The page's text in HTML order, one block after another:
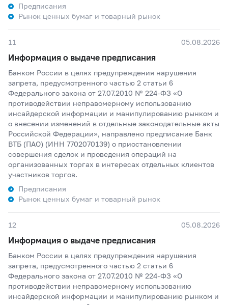
Предписания
Рынок ценных бумаг и товарный рынок
11 05.08.2026
Информация о выдаче предписания
Банком России в целях предупреждения нарушения
запрета, предусмотренного частью 2 статьи 6
Федерального закона от 27.07.2010 № 224-ФЗ «О
противодействии неправомерному использованию
инсайдерской информации и манипулированию рынком и
о внесении изменений в отдельные законодательные акты
Российской Федерации», направлено предписание Банк
ВТБ (ПАО) (ИНН 7702070139) о приостановлении
совершения сделок и проведения операций на
организованных торгах в интересах отдельных клиентов
участников торгов.
Предписания
Рынок ценных бумаг и товарный рынок
12 05.08.2026
Информация о выдаче предписания
Банком России в целях предупреждения нарушения
запрета, предусмотренного частью 2 статьи 6
Федерального закона от 27.07.2010 № 224-ФЗ «О
противодействии неправомерному использованию
инсайдерской информации и манипулированию рынком и